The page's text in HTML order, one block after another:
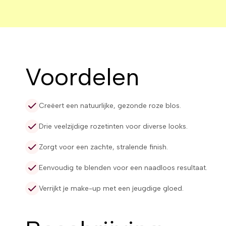
Voordelen
Creëert een natuurlijke, gezonde roze blos.
Drie veelzijdige rozetinten voor diverse looks.
Zorgt voor een zachte, stralende finish.
Eenvoudig te blenden voor een naadloos resultaat.
Verrijkt je make-up met een jeugdige gloed.